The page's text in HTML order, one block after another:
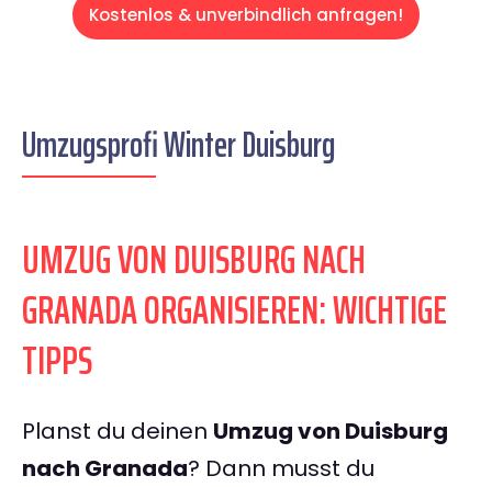
Kostenlos & unverbindlich anfragen!
Umzugsprofi Winter Duisburg
UMZUG VON DUISBURG NACH
GRANADA ORGANISIEREN: WICHTIGE
TIPPS
Planst du deinen Umzug von Duisburg
nach Granada? Dann musst du